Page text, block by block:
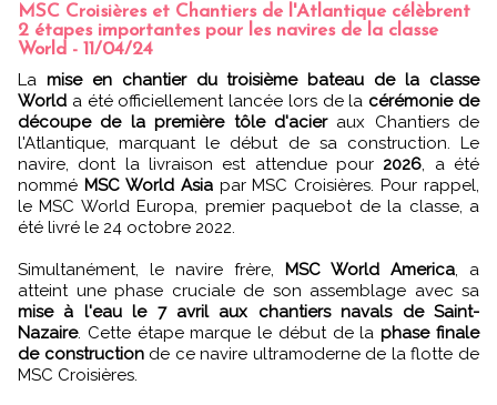
MSC Croisières et Chantiers de l'Atlantique célèbrent
2 étapes importantes pour les navires de la classe
World - 11/04/24
La mise en chantier du troisième bateau de la classe
World a été officiellement lancée lors de la cérémonie de
découpe de la première tôle d'acieraux Chantiers de
l'Atlantique, marquant le début de sa construction. Le
navire, dont la livraison est attendue pour 2026 , a été
nommé MSC World Asiapar MSC Croisières. Pour rappel,
le MSC World Europa, premier paquebot de la classe, a
été livré le 24 octobre 2022.
Simultanément, le navire frère, MSC World America , a
atteint une phase cruciale de son assemblage avec sa
mise à l'eau le 7 avril aux chantiers navals de Saint-
Nazaire. Cette étape marque le début de laphase finale
de constructionde ce navire ultramoderne de la flotte de
MSC Croisières.